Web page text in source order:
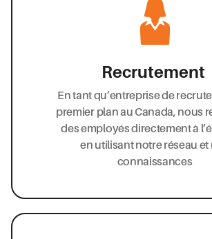
Recrutement
En tant qu’entreprise de
premier plan au Canada, nous
des employés directement à
en utilisant notre réseau et
connaissances